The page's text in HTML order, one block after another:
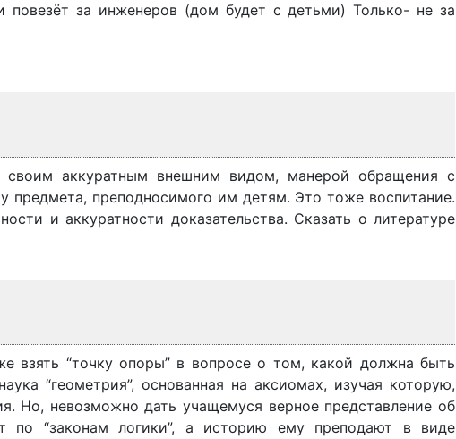
повезёт за инженеров (дом будет с детьми) Только- не за
своим аккуратным внешним видом, манерой обращения с
предмета, преподносимого им детям. Это тоже воспитание.
и аккуратности доказательства. Сказать о литературе
взять “точку опоры” в вопросе о том, какой должна быть
“геометрия”, основанная на аксиомах, изучая которую,
Но, невозможно дать учащемуся верное представление об
“законам логики”, а историю ему преподают в виде